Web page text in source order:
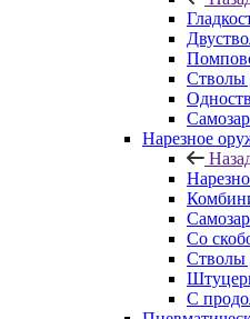
Стволы
Нарезное
Со
Стволы
С